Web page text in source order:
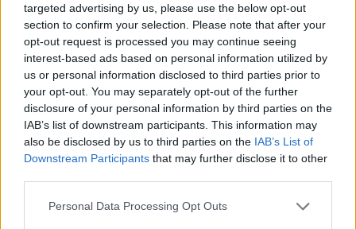
targeted advertising by us, please use the below opt-out
section to confirm your selection. Please note that after your
opt-out request is processed you may continue seeing
interest-based ads based on personal information utilized by
us or personal information disclosed to third parties prior to
your opt-out. You may separately opt-out of the further
disclosure of your personal information by third parties on the
IAB’s list of downstream participants. This information may
also be disclosed by us to third parties on the IAB’s List of
Downstream Participants that may further disclose it to other
Personal Data Processing Opt Outs
Αλλάζει απότομα το σκηνικό του καιρού
Η κορύφωση της θερμής εισβολής
αναμένεται την Τρίτη, όταν σε αρκετές
περιοχές της χώρας ο υδράργυρος θα
ξεπεράσει τους 30 βαθμούς Κελσίου, ενώ
τοπικά δεν αποκλείεται να αγγίξει ακόμη και